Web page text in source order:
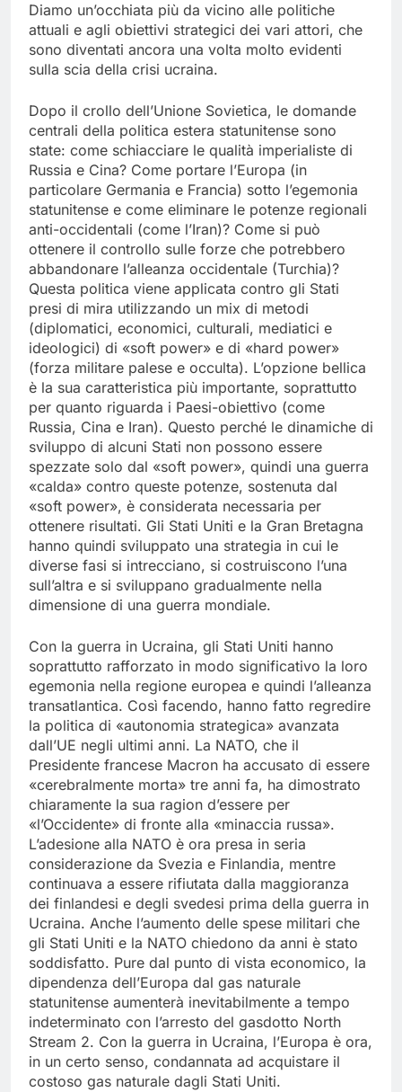
Diamo un’occhiata più da vicino alle politiche
attuali e agli obiettivi strategici dei vari attori, che
sono diventati ancora una volta molto evidenti
sulla scia della crisi ucraina.
Dopo il crollo dell’Unione Sovietica, le domande
centrali della politica estera statunitense sono
state: come schiacciare le qualità imperialiste di
Russia e Cina? Come portare l’Europa (in
particolare Germania e Francia) sotto l’egemonia
statunitense e come eliminare le potenze regionali
anti-occidentali (come l’Iran)? Come si può
ottenere il controllo sulle forze che potrebbero
abbandonare l’alleanza occidentale (Turchia)?
Questa politica viene applicata contro gli Stati
presi di mira utilizzando un mix di metodi
(diplomatici, economici, culturali, mediatici e
ideologici) di «soft power» e di «hard power»
(forza militare palese e occulta). L’opzione bellica
è la sua caratteristica più importante, soprattutto
per quanto riguarda i Paesi-obiettivo (come
Russia, Cina e Iran). Questo perché le dinamiche di
sviluppo di alcuni Stati non possono essere
spezzate solo dal «soft power», quindi una guerra
«calda» contro queste potenze, sostenuta dal
«soft power», è considerata necessaria per
ottenere risultati. Gli Stati Uniti e la Gran Bretagna
hanno quindi sviluppato una strategia in cui le
diverse fasi si intrecciano, si costruiscono l’una
sull’altra e si sviluppano gradualmente nella
dimensione di una guerra mondiale.
Con la guerra in Ucraina, gli Stati Uniti hanno
soprattutto rafforzato in modo significativo la loro
egemonia nella regione europea e quindi l’alleanza
transatlantica. Così facendo, hanno fatto regredire
la politica di «autonomia strategica» avanzata
dall’UE negli ultimi anni. La NATO, che il
Presidente francese Macron ha accusato di essere
«cerebralmente morta» tre anni fa, ha dimostrato
chiaramente la sua ragion d’essere per
«l’Occidente» di fronte alla «minaccia russa».
L’adesione alla NATO è ora presa in seria
considerazione da Svezia e Finlandia, mentre
continuava a essere rifiutata dalla maggioranza
dei finlandesi e degli svedesi prima della guerra in
Ucraina. Anche l’aumento delle spese militari che
gli Stati Uniti e la NATO chiedono da anni è stato
soddisfatto. Pure dal punto di vista economico, la
dipendenza dell’Europa dal gas naturale
statunitense aumenterà inevitabilmente a tempo
indeterminato con l’arresto del gasdotto North
Stream 2. Con la guerra in Ucraina, l’Europa è ora,
in un certo senso, condannata ad acquistare il
costoso gas naturale dagli Stati Uniti.